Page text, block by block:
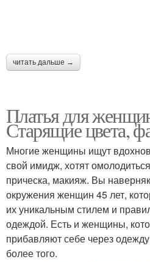
читать дальше →
Платья для
Старящие цвета,
Многие женщины ищут
свой имидж, хотят
прическа, макияж. Вы
окружения женщин 45 лет,
их уникальным стилем и
одеждой. Есть и женщины,
прибавляют себе через
более того.